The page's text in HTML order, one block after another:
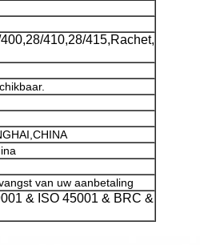
410,28/415,Rachet,
van uw aanbetaling
& ISO 45001 & BRC &